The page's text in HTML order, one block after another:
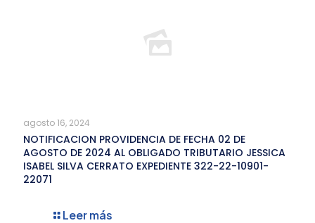
agosto 16, 2024
NOTIFICACION PROVIDENCIA DE FECHA 02 DE
AGOSTO DE 2024 AL OBLIGADO TRIBUTARIO JESSICA
ISABEL SILVA CERRATO EXPEDIENTE 322-22-10901-
22071
Leer más